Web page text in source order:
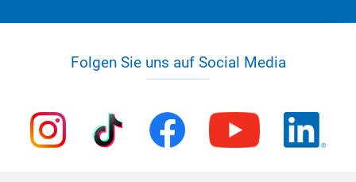
Folgen Sie uns auf Social Media